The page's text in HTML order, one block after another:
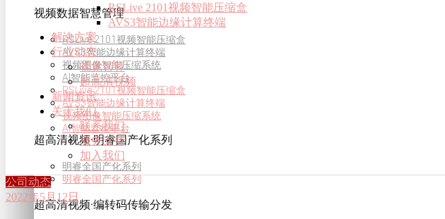
视频数据智慧管理
RSLive 2101视频智能压缩盒
AVS3智能边缘计算终端
视频图像智能压缩系统
AI智能监控平台
RSLive 2101视频智能压缩盒
AVS3智能边缘计算终端
视频图像智能压缩系统
AI智能监控平台
超高清视频·明睿国产化系列
明睿全国产化系列
明睿全国产化系列
超高清视频·编转码传输分发
RSLive 2101视频智能压缩盒
AVS3智能边缘计算终端
解决方案
行业动态
视觉智算
超高清视频
新闻资讯
关于我们
联系我们
服务支持
加入我们
公司动态
2022年5月12日